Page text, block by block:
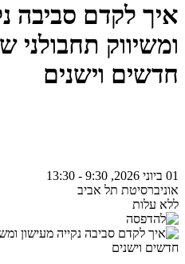
איך לקדם סביבה
ומשיווק תחבולני
חדשים וישנים
01 ביוני 2026, 9:30 - 13:30
אוניברסיטת תל אביב
ללא עלות